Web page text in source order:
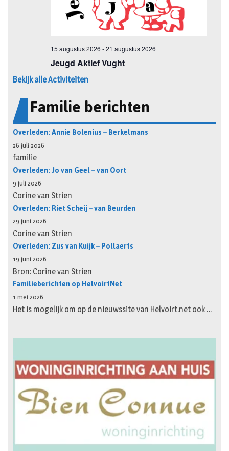
Bekijk alle Activiteiten
Familie berichten
Overleden: Annie Bolenius – Berkelmans
26 juli 2026
familie
Overleden: Jo van Geel – van Oort
9 juli 2026
Corine van Strien
Overleden: Riet Scheij – van Beurden
29 juni 2026
Corine van Strien
Overleden: Zus van Kuijk – Pollaerts
19 juni 2026
Bron: Corine van Strien
Familieberichten op HelvoirtNet
1 mei 2026
Het is mogelijk om op de nieuwssite van Helvoirt.net ook …